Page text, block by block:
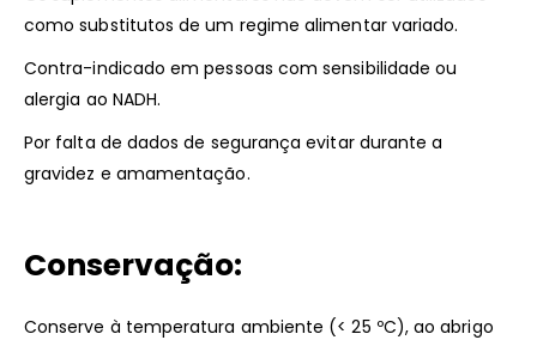
como substitutos de um regime alimentar variado.
Contra-indicado em pessoas com sensibilidade ou
alergia ao NADH.
Por falta de dados de segurança evitar durante a
gravidez e amamentação.
Conservação:
Conserve à temperatura ambiente (< 25 ºC), ao abrigo